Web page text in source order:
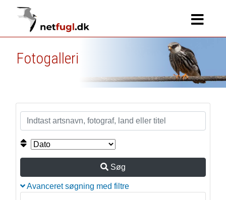
Fotogalleri
Søg
Avanceret søgning med filtre